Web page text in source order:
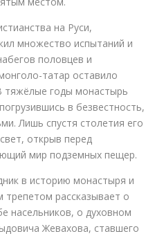
на Руси,
множество испытаний и
половцев и
татар оставило
тяжёлые годы монастырь
в безвестность,
Лишь спустя столетия его
открыв перед
мир подземных пещер.
в историю монастыря и
трепетом рассказывает о
насельников, о духовном
Жевахова, ставшего